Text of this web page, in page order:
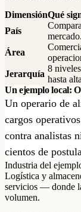
DimensiónQué
País
mercado.
Área
Jerarquía
8
hasta
Un ejemplo local:
Un operario de
cargos
contra analistas
cientos de
Industria del
Logística y
servicios — donde
volumen.